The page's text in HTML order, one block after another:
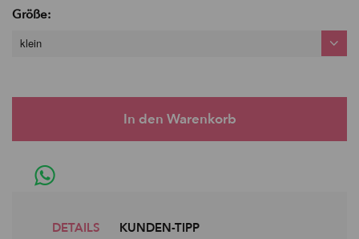
Größe:
klein
DETAILS
KUNDEN-TIPP